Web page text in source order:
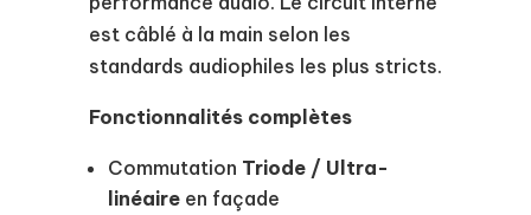
est câblé à la main selon les
standards audiophiles les plus stricts.
Fonctionnalités complètes
Commutation Triode / Ultra-
linéaireen façade